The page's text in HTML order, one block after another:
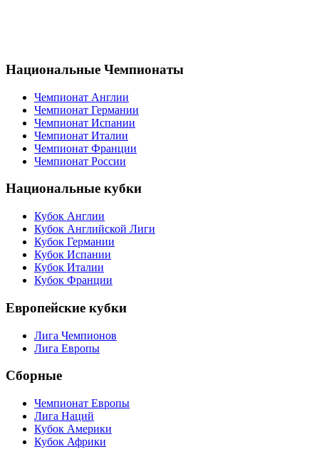
Национальные Чемпионаты
Чемпионат Англии
Чемпионат Германии
Чемпионат Испании
Чемпионат Италии
Чемпионат Франции
Чемпионат России
Национальные кубки
Кубок Англии
Кубок Английской Лиги
Кубок Германии
Кубок Испании
Кубок Италии
Кубок Франции
Европейские кубки
Лига Чемпионов
Лига Европы
Сборные
Чемпионат Европы
Лига Наций
Кубок Америки
Кубок Африки